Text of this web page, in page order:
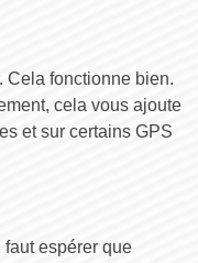
. Cela fonctionne bien.
cela vous ajoute
et sur certains GPS
espérer que